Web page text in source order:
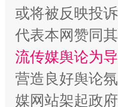
在谋一域中谋全局
或将被反映投
代表本网赞同
流传媒舆论为
营造良好舆论
媒网站架起政